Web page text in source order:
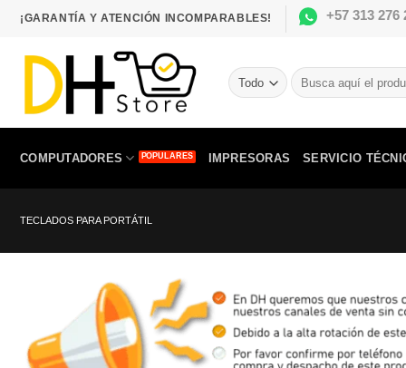
Saltar
contenido
¡GARANTÍA Y ATENCIÓN INCOMPARABLES! +57 313 276
Buscar
por:
COMPUTADORES IMPRESORAS SERVICIO
TECLADOS PARA PORTÁTIL